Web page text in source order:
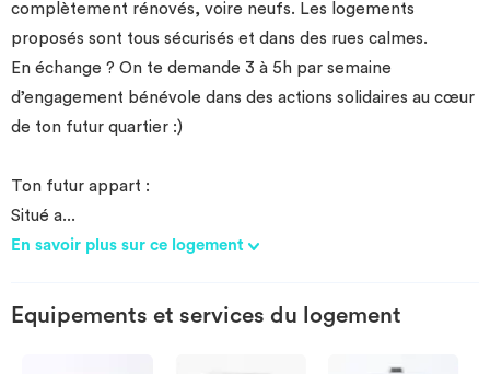
complètement rénovés, voire neufs. Les logements
proposés sont tous sécurisés et dans des rues calmes.
En échange ? On te demande 3 à 5h par semaine
d’engagement bénévole dans des actions solidaires au cœur
de ton futur quartier :)
Ton futur appart :
Situé a...
En savoir plus sur ce logement
Equipements et services du logement